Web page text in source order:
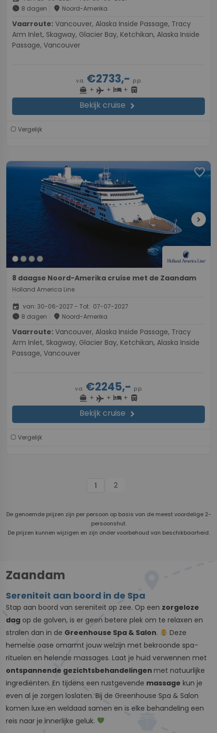
schedule 8 dagen place Noord-Amerika
Vaarroute:
Arm Inlet, Skagway, Glacier Bay, Ketchikan, Alaska Inside
Passage, Vancouver
v.a.€2733,- p.p.
directions_boat + flight + hotel+ directions_bus
Bekijk cruise chevron_right
Vergelijk
favorite
chevron_right
8 daagse Noord-Amerika cruise met de Zaandam
Holland America Line
event van: 30-06-2027 - Tot: 07-07-2027
schedule 8 dagen place Noord-Amerika
Vaarroute:
Arm Inlet, Skagway, Glacier Bay, Ketchikan, Alaska Inside
Passage, Vancouver
v.a.€2245,- p.p.
directions_boat + flight + hotel+ directions_bus
Bekijk cruise chevron_right
Vergelijk
1 2
De genoemde prijzen zijn per persoon op basis van de meest voordelige 2-
persoonshut.
De prijzen kunnen wijzigen en zijn onder voorbehoud van beschikbaarheid.
Zaandam
Sereniteit aan boord in de Spa
Stap aan boord van sereniteit op zee. Op een zorgeloze
dag op de golven, is er geen betere plek om te relaxen en
stralen dan in de Greenhouse Spa & Salon.
Deze
hemelse oase omarmt jouw welzijn met bekroonde spa-
rituelen en helende massages. Laat je huid verwennen met
ontspannende gezichtsbehandelingen met natuurlijke
ingrediënten. En tijdens een rustgevende massage kun je
even al je zorgen loslaten. Bij de Greenhouse Spa & Salon
komen luxe en weldaad samen en is elke behandeling een
reis naar je innerlijke geluk.